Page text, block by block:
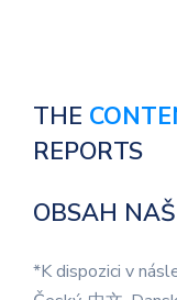
THE
REPORTS
OBSAH
*K dispozici v